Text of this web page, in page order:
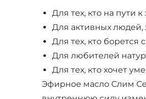
Для тех, кто на пути
Для активных
Для тех, кто борется
Для любителей
Для тех, кто хочет
Эфирное масло Слим